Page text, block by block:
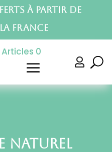
à partir de
France
Articles 0

Naturel